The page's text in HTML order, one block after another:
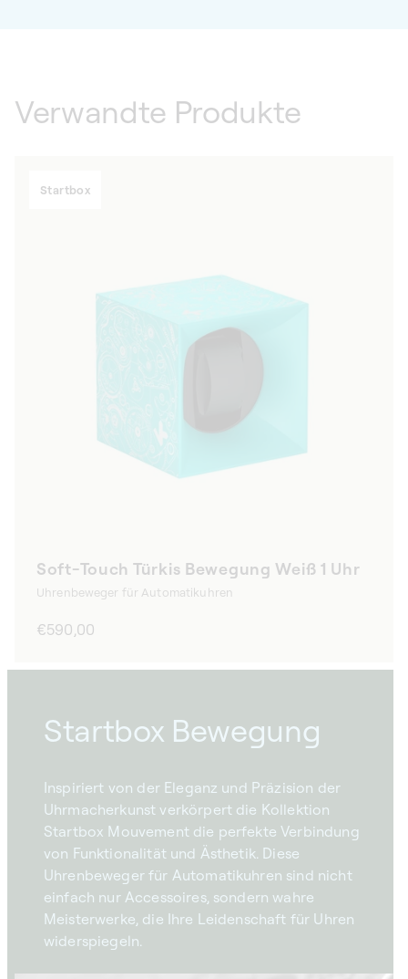
Verwandte Produkte
Startbox
Soft-Touch Türkis Bewegung Weiß 1 Uhr
Uhrenbeweger für Automatikuhren
Normaler
€590,00
Startbox Bewegung
Inspiriert von der Eleganz und Präzision der
Uhrmacherkunst verkörpert die Kollektion
Startbox Mouvement die perfekte Verbindung
von Funktionalität und Ästhetik. Diese
Uhrenbeweger für Automatikuhren sind nicht
einfach nur Accessoires, sondern wahre
Meisterwerke, die Ihre Leidenschaft für Uhren
widerspiegeln.